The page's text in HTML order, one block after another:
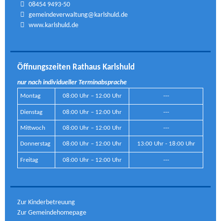
08454 9493-50
gemeindeverwaltung@karlshuld.de
www.karlshuld.de
Öffnungszeiten Rathaus Karlshuld
nur nach individueller Terminabsprache
Montag 08:00 Uhr – 12:00 Uhr ---
Dienstag 08:00 Uhr – 12:00 Uhr ---
Mittwoch 08:00 Uhr – 12:00 Uhr ---
Donnerstag 08:00 Uhr – 12:00 Uhr 13:00 Uhr - 18:00 Uhr
Freitag 08:00 Uhr – 12:00 Uhr ---
Zur Kinderbetreuung
Zur Gemeindehomepage